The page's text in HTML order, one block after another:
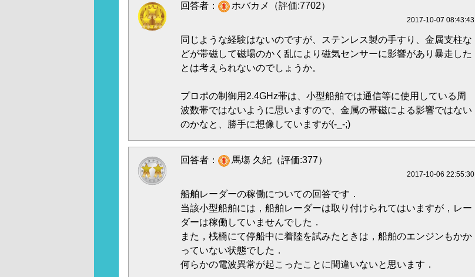
回答者： ホバカメ（評価:7702）
2017-10-07 08:43:43
同じような経験はないのですが、ステンレス製の手すり、金属支柱な
どが帯磁して磁場のかく乱により磁気センサーに影響があり暴走した
とは考えられないのでしょうか。
プロポの制御用2.4GHz帯は、小型船舶では通信等に使用している周
波数帯ではないように思いますので、金属の帯磁による影響ではない
のかなと、勝手に想像していますが(-_-;)
回答者： 馬塲 久紀（評価:377）
2017-10-06 22:55:30
船舶レーダーの稼働についての回答です．
当該小型船舶には，船舶レーダーは取り付けられてはいますが，レー
ダーは稼働していませんでした．
また，桟橋にて停船中に着陸を試みたときは，船舶のエンジンもかか
っていない状態でした．
何らかの電波異常が起こったことに間違いないと思います．